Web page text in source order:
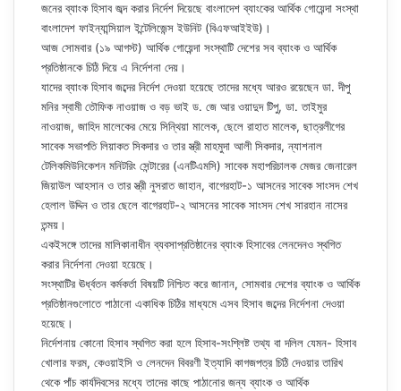
জনের ব্যাংক হিসাব জব্দ করার নির্দেশ দিয়েছে বাংলাদেশ ব্যাংকের আর্থিক গোয়েন্দা সংস্থা
বাংলাদেশ ফাইন্যান্সিয়াল ইন্টেলিজেন্স ইউনিট (বিএফআইইউ)।
আজ সোমবার (১৯ আগস্ট) আর্থিক গোয়েন্দা সংস্থাটি দেশের সব ব্যাংক ও আর্থিক
প্রতিষ্ঠানকে চিঠি দিয়ে এ নির্দেশনা দেয়।
যাদের ব্যাংক হিসাব জব্দের নির্দেশ দেওয়া হয়েছে তাদের মধ্যে আরও রয়েছেন ডা. দীপু
মনির স্বামী তৌফিক নাওয়াজ ও বড় ভাই ড. জে আর ওয়াদুদ টিপু, ডা. তাইমুর
নাওয়াজ, জাহিদ মালেকের মেয়ে সিন্থিয়া মালেক, ছেলে রাহাত মালেক, ছাত্রলীগের
সাবেক সভাপতি লিয়াকত সিকদার ও তার স্ত্রী মাহমুদা আলী সিকদার, ন্যাশনাল
টেলিকমিউনিকেশন মনিটরিং সেন্টারের (এনটিএমসি) সাবেক মহাপরিচালক মেজর জেনারেল
জিয়াউল আহসান ও তার স্ত্রী নুসরাত জাহান, বাগেরহাট-১ আসনের সাবেক সাংসদ শেখ
হেলাল উদ্দিন ও তার ছেলে বাগেরহাট-২ আসনের সাবেক সাংসদ শেখ সারহান নাসের
তন্ময়।
একইসঙ্গে তাদের মালিকানাধীন ব্যবসাপ্রতিষ্ঠানের ব্যাংক হিসাবের লেনদেনও স্থগিত
করার নির্দেশনা দেওয়া হয়েছে।
সংস্থাটির ঊর্ধ্বতন কর্মকর্তা বিষয়টি নিশ্চিত করে জানান, সোমবার দেশের ব্যাংক ও আর্থিক
প্রতিষ্ঠানগুলোতে পাঠানো একাধিক চিঠির মাধ্যমে এসব হিসাব জব্দের নির্দেশনা দেওয়া
হয়েছে।
নির্দেশনায় কোনো হিসাব স্থগিত করা হলে হিসাব-সংশ্লিষ্ট তথ্য বা দলিল যেমন- হিসাব
খোলার ফরম, কেওয়াইসি ও লেনদেন বিবরণী ইত্যাদি কাগজপত্র চিঠি দেওয়ার তারিখ
থেকে পাঁচ কার্যদিবসের মধ্যে তাদের কাছে পাঠানোর জন্য ব্যাংক ও আর্থিক